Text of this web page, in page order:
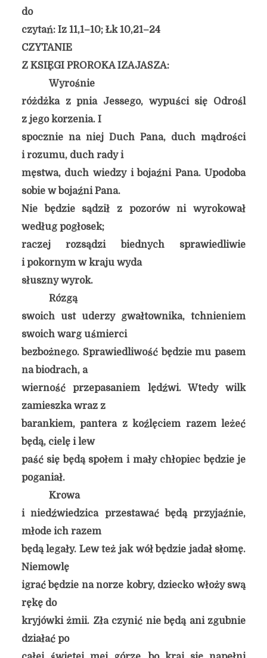
do
czytań: Iz 11,1–10; Łk 10,21–24
CZYTANIE
Z KSIĘGI PROROKA IZAJASZA:
Wyrośnie
różdżka z pnia Jessego, wypuści się Odrośl
z jego korzenia. I
spocznie na niej Duch Pana, duch mądrości
i rozumu, duch rady i
męstwa, duch wiedzy i bojaźni Pana. Upodoba
sobie w bojaźni Pana.
Nie będzie sądził z pozorów ni wyrokował
według pogłosek;
raczej rozsądzi biednych sprawiedliwie
i pokornym w kraju wyda
słuszny wyrok.
Rózgą
swoich ust uderzy gwałtownika, tchnieniem
swoich warg uśmierci
bezbożnego. Sprawiedliwość będzie mu pasem
na biodrach, a
wierność przepasaniem lędźwi. Wtedy wilk
zamieszka wraz z
barankiem, pantera z koźlęciem razem leżeć
będą, cielę i lew
paść się będą społem i mały chłopiec będzie je
poganiał.
Krowa
i niedźwiedzica przestawać będą przyjaźnie,
młode ich razem
będą legały. Lew też jak wół będzie jadał słomę.
Niemowlę
igrać będzie na norze kobry, dziecko włoży swą
rękę do
kryjówki żmii. Zła czynić nie będą ani zgubnie
działać po